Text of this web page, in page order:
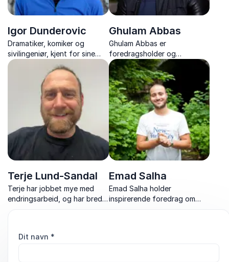
Igor Dunderovic
Dramatiker, komiker og
sivilingeniør, kjent for sine
harselerende betraktninger
av Norge og norsk flerkultur.
Ghulam Abbas
Ghulam Abbas er
foredragsholder og
forfatter, kjent for sin reise
fra B-gjengen til
samfunnsengasjement, med
innsikt i utenforskap, ledelse
og forebygging.
Terje Lund-Sandal
Terje har jobbet mye med
endringsarbeid, og har bred
og hvordan man kan forstå
Emad Salha
Emad Salha holder
inspirerende foredrag om
Dit navn *